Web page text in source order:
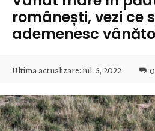
românești, vezi ce
ademenesc
Ultima actualizare: iul. 5, 2022 0